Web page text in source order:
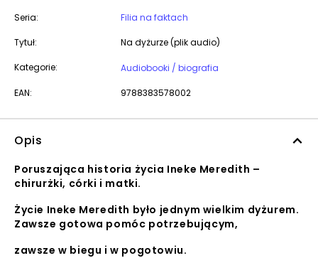
Seria:
Filia na faktach
Tytuł: Na dyżurze (plik audio)
Kategorie: Audiobooki / biografia
EAN: 9788383578002
Opis
Poruszająca historia życia Ineke Meredith –
chirurżki, córki i matki.
Życie Ineke Meredith było jednym wielkim dyżurem.
Zawsze gotowa pomóc potrzebującym,
zawsze w biegu i w pogotowiu.